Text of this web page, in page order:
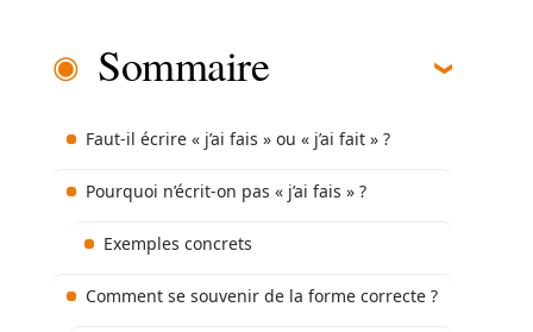
Sommaire
Faut-il écrire « j’ai fais » ou « j’ai fait » ?
Pourquoi n’écrit-on pas « j’ai fais » ?
Exemples concrets
Comment se souvenir de la forme correcte ?